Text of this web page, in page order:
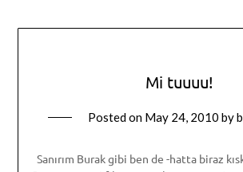
Mi tuuuu!
Posted on May 24, 2010 by
Sanırım Burak gibi ben de -hatta biraz